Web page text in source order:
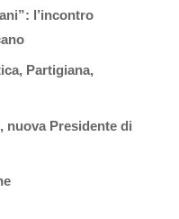
l’incontro
Partigiana,
nuova Presidente di